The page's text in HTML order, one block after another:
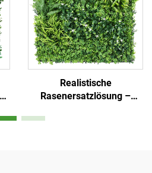
Realistische
Rasenersatzlösung –